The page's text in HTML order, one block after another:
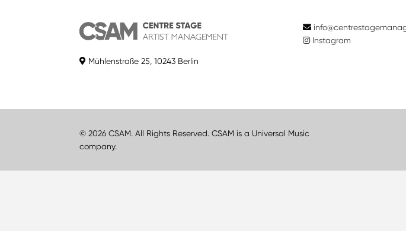
Mühlenstraße 25, 10243 Berlin
Instagram
© 2026 CSAM. All Rights Reserved. CSAM is a Universal Music
company.